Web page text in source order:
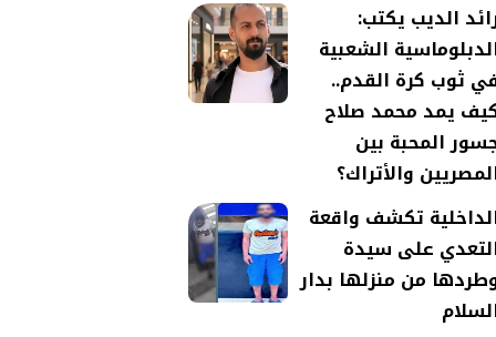
الديب يكتب:
الشعبية
ثوب كرة القدم..
يمد محمد صلاح
المحبة بين
والأتراك؟
تكشف واقعة
على سيدة
من منزلها بدار